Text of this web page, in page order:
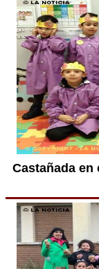
Castañada en